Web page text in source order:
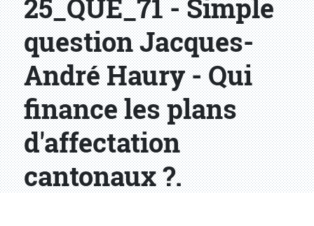
25_QUE_71 - Simple
question Jacques-
André Haury - Qui
finance les plans
d'affectation
cantonaux ?.